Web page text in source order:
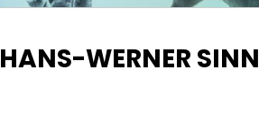
SCHLAGWORT
:
HANS-WERNER SINN